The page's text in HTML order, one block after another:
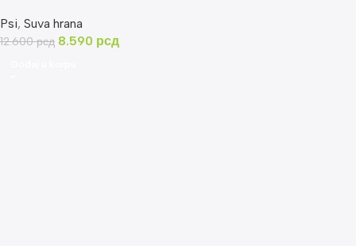
Psi, Suva hrana
12.600рсд 8.590 рсд